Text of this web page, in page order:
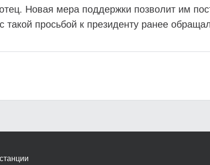
Новая мера поддержки позволит им
такой просьбой к президенту ранее